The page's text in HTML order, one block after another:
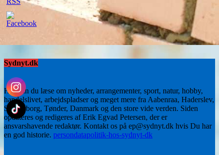
Sydnyt.dk
Her kan du læse om nyheder, arrangementer, sport, natur, hobby,
handelslivet, arbejdspladser og meget mere fra Aabenraa, Haderslev,
Sønderborg, Tønder, Danmark og den store vide verden. Siden
opdateres og redigeres af Erik Egvad Petersen, der er
ansvarshavende redaktør. Kontakt os på ep@sydnyt.dk hvis Du har
en god historie. persondatapolitik-hos-sydnyt-dk